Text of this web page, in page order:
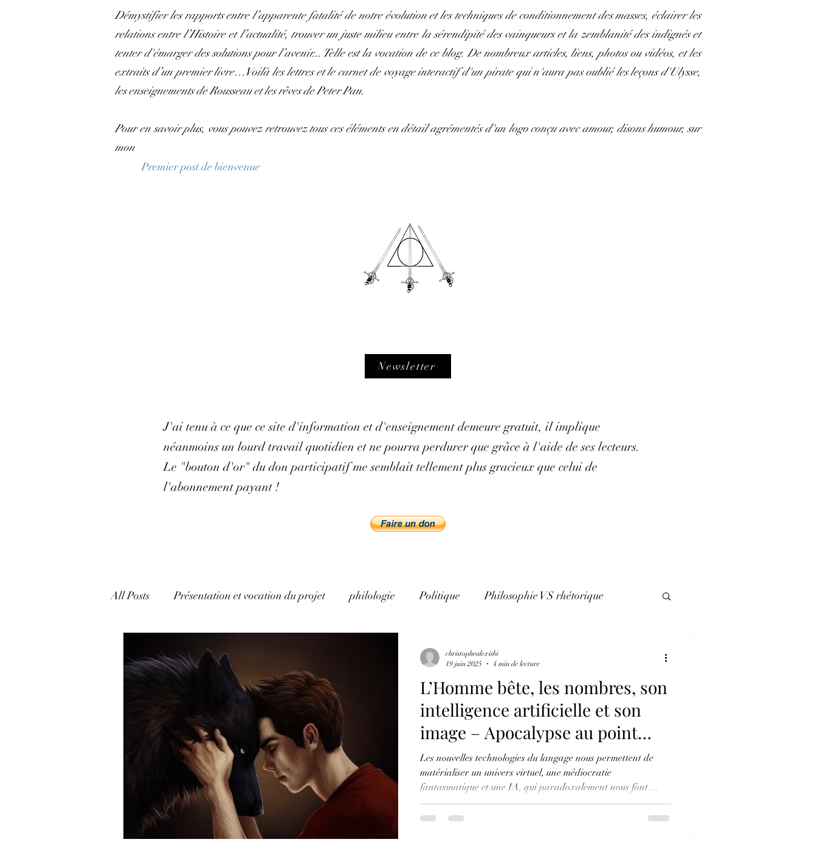
Démystifier les rapports entre l’apparente fatalité de notre évolution et les techniques de conditionnement des masses, éclairer les
relations entre l’Histoire et l’actualité, trouver un juste milieu entre la sérendipité des vainqueurs et la zemblanité des indignés et
tenter d'émarger des solutions pour l’avenir... Telle est la vocation de ce blog. De nombreux articles, liens, photos ou vidéos, et les
extraits d’un premier livre…Voilà les lettres et le carnet de voyage interactif d'un pirate qui n'aura pas oublié les leçons d'Ulysse,
les enseignements de Rousseau et les rêves de Peter Pan.
Pour en savoir plus, vous pouvez retrouvez tous ces éléments en détail agrémentés d'un logo conçu avec amour, disons humour, sur
mon
Premier post de bienvenue
Newsletter
J'ai tenu à ce que ce site d'information et d'enseignement demeure gratuit, il implique
néanmoins un lourd travail quotidien et ne pourra perdurer que grâce à l'aide de ses lecteurs.
Le "bouton d'or" du don participatif me semblait tellement plus gracieux que celui de
l'abonnement payant !
All Posts Présentation et vocation du projet philologie Politique Philosophie VS rhétorique
Appréhender l'Hermétisme Eco Logos Science et religion Arithmancie pour les nuls
politique, pouvoir et argent éthique et éducation Science, politique, religion et art
Langage et pouvoir
L’Homme bête, les nombres, son
intelligence artificielle et son
image – Apocalypse au point
zéro
Les nouvelles technologies du langage nous permettent de
matérialiser un univers virtuel, une médiocratie
fantasmatique et une IA, qui paradoxalement nous font
perdre l’art du langage. Ce post et les 6 à suivre évoquent
notre actualité quotidienne pour aborder nos échecs
christophealexisbi
19 juin 2025
4 min de lecture